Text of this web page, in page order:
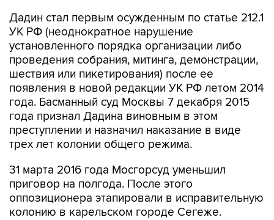
Дадин стал первым осужденным по статье 212.1
УК РФ (неоднократное нарушение
установленного порядка организации либо
проведения собрания, митинга, демонстрации,
шествия или пикетирования) после ее
появления в новой редакции УК РФ летом 2014
года. Басманный суд Москвы 7 декабря 2015
года признал Дадина виновным в этом
преступлении и назначил наказание в виде
трех лет колонии общего режима.
31 марта 2016 года Мосгорсуд уменьшил
приговор на полгода. После этого
оппозиционера этапировали в исправительную
колонию в карельском городе Сегеже.